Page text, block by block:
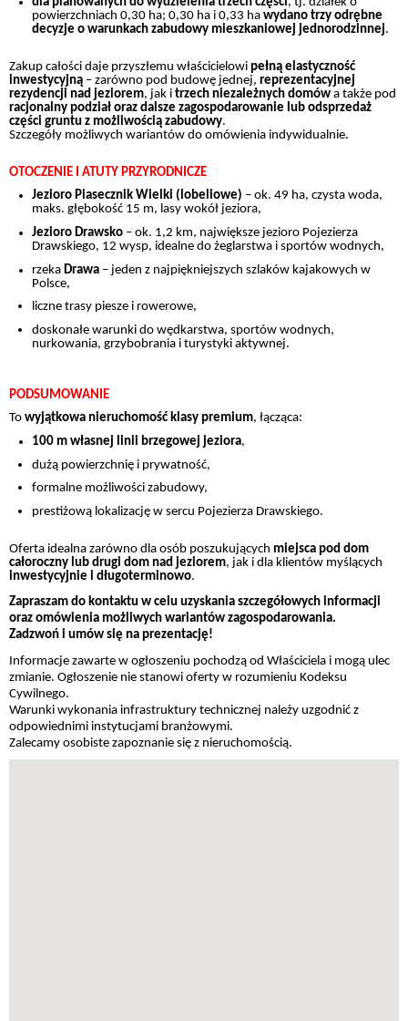
powierzchniach 0,30 ha; 0,30 ha i 0,33 ha wydano trzy odrębne
decyzje o warunkach zabudowy mieszkaniowej jednorodzinnej.
Zakup całości daje przyszłemu właścicielowi pełną elastyczność
inwestycyjną – zarówno pod budowę jednej, reprezentacyjnej
rezydencji nad jeziorem, jak i trzech niezależnych domów a także pod
racjonalny podział oraz dalsze zagospodarowanie lub odsprzedaż
części gruntu z możliwością zabudowy.
Szczegóły możliwych wariantów do omówienia indywidualnie.
OTOCZENIE I ATUTY PRZYRODNICZE
Jezioro Piasecznik Wielki (lobeliowe) – ok. 49 ha, czysta woda,
maks. głębokość 15 m, lasy wokół jeziora,
Jezioro Drawsko – ok. 1,2 km, największe jezioro Pojezierza
Drawskiego, 12 wysp, idealne do żeglarstwa i sportów wodnych,
rzeka Drawa – jeden z najpiękniejszych szlaków kajakowych w
Polsce,
liczne trasy piesze i rowerowe,
doskonałe warunki do wędkarstwa, sportów wodnych,
nurkowania, grzybobrania i turystyki aktywnej.
PODSUMOWANIE
To wyjątkowa nieruchomość klasy premium, łącząca:
100 m własnej linii brzegowej jeziora,
dużą powierzchnię i prywatność,
formalne możliwości zabudowy,
prestiżową lokalizację w sercu Pojezierza Drawskiego.
Oferta idealna zarówno dla osób poszukujących miejsca pod dom
całoroczny lub drugi dom nad jeziorem, jak i dla klientów myślących
inwestycyjnie i długoterminowo.
Zapraszam do kontaktu w celu uzyskania szczegółowych informacji
oraz omówienia możliwych wariantów zagospodarowania.
Zadzwoń i umów się na prezentację!
Informacje zawarte w ogłoszeniu pochodzą od Właściciela i mogą ulec
zmianie. Ogłoszenie nie stanowi oferty w rozumieniu Kodeksu
Cywilnego.
Warunki wykonania infrastruktury technicznej należy uzgodnić z
odpowiednimi instytucjami branżowymi.
Zalecamy osobiste zapoznanie się z nieruchomością.